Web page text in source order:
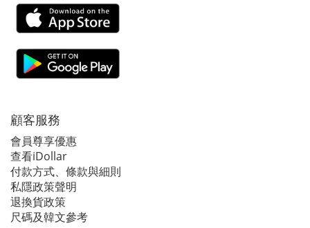
顧客服務
會員尊享優惠
查看iDollar
付款方式、條款與細則
私隱政策聲明
退換貨政策
尺碼及韓文參考